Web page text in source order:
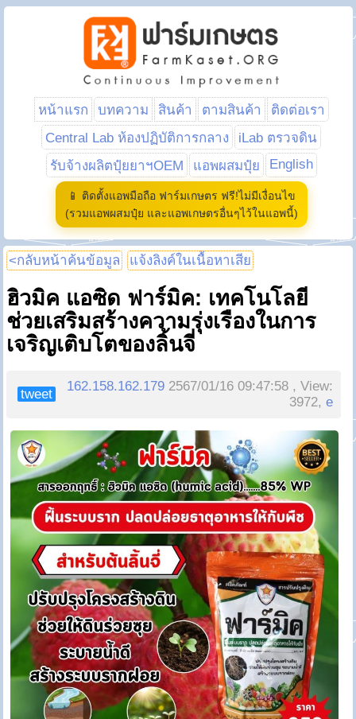
หน้าแรก บทความ สินค้า ตามสินค้า
ติดต่อเรา
Central Lab ห้องปฏิบัติการกลาง
iLab ตรวจดิน
รับจ้างผลิตปุ๋ยยาฯOEM
แอพผสมปุ๋ย English
📱 ติดตั้งแอพมือถือ ฟาร์มเกษตร ฟรี!ไม่มีเงื่อนไข
(รวมแอพผสมปุ๋ย และแอพเกษตรอื่นๆไว้ในแอพนี้)
<กลับหน้าค้นข้อมูล แจ้งลิงค์ในเนื้อหาเสีย
ฮิวมิค แอซิด ฟาร์มิค: เทคโนโลยี
ช่วยเสริมสร้างความรุ่งเรืองในการ
เจริญเติบโตของลิ้นจี่
tweet
162.158.162.179 2567/01/16 09:47:58 , View:
3972,e